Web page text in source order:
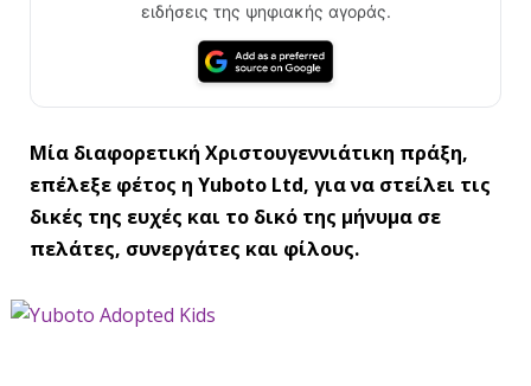
ειδήσεις της ψηφιακής αγοράς.
Μία διαφορετική Χριστουγεννιάτικη πράξη,
επέλεξε φέτος η Yuboto Ltd, για να στείλει τις
δικές της ευχές και το δικό της μήνυμα σε
πελάτες, συνεργάτες και φίλους.